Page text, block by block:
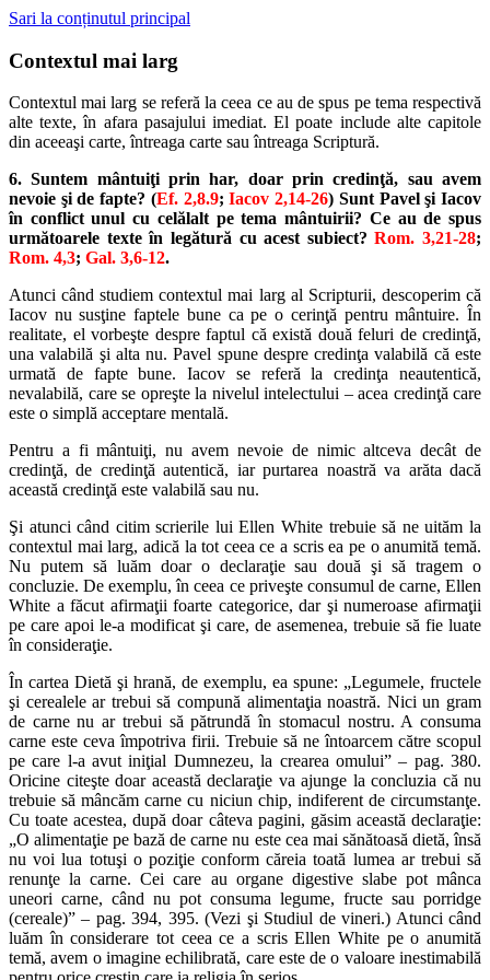
Sari la conținutul principal
Contextul mai larg
Contextul mai larg se referă la ceea ce au de spus pe tema respectivă
alte texte, în afara pasajului imediat. El poate include alte capitole
din aceeaşi carte, întreaga carte sau întreaga Scriptură.
6. Suntem mântuiţi prin har, doar prin credinţă, sau avem
nevoie şi de fapte? (Ef. 2,8.9;Iacov 2,14-26) Sunt Pavel şi Iacov
în conflict unul cu celălalt pe tema mântuirii? Ce au de spus
următoarele texte în legătură cu acest subiect?Rom. 3,21-28;
Rom. 4,3; Gal. 3,6-12.
Atunci când studiem contextul mai larg al Scripturii, descoperim că
Iacov nu susţine faptele bune ca pe o cerinţă pentru mântuire. În
realitate, el vorbeşte despre faptul că există două feluri de credinţă,
una valabilă şi alta nu. Pavel spune despre credinţa valabilă că este
urmată de fapte bune. Iacov se referă la credinţa neautentică,
nevalabilă, care se opreşte la nivelul intelectului – acea credinţă care
este o simplă acceptare mentală.
Pentru a fi mântuiţi, nu avem nevoie de nimic altceva decât de
credinţă, de credinţă autentică, iar purtarea noastră va arăta dacă
această credinţă este valabilă sau nu.
Şi atunci când citim scrierile lui Ellen White trebuie să ne uităm la
contextul mai larg, adică la tot ceea ce a scris ea pe o anumită temă.
Nu putem să luăm doar o declaraţie sau două şi să tragem o
concluzie. De exemplu, în ceea ce priveşte consumul de carne, Ellen
White a făcut afirmaţii foarte categorice, dar şi numeroase afirmaţii
pe care apoi le-a modificat şi care, de asemenea, trebuie să fie luate
în consideraţie.
În cartea Dietă şi hrană, de exemplu, ea spune: „Legumele, fructele
şi cerealele ar trebui să compună alimentaţia noastră. Nici un gram
de carne nu ar trebui să pătrundă în stomacul nostru. A consuma
carne este ceva împotriva firii. Trebuie să ne întoarcem către scopul
pe care l-a avut iniţial Dumnezeu, la crearea omului” – pag. 380.
Oricine citeşte doar această declaraţie va ajunge la concluzia că nu
trebuie să mâncăm carne cu niciun chip, indiferent de circumstanţe.
Cu toate acestea, după doar câteva pagini, găsim această declaraţie:
„O alimentaţie pe bază de carne nu este cea mai sănătoasă dietă, însă
nu voi lua totuşi o poziţie conform căreia toată lumea ar trebui să
renunţe la carne. Cei care au organe digestive slabe pot mânca
uneori carne, când nu pot consuma legume, fructe sau porridge
(cereale)” – pag. 394, 395. (Vezi şi Studiul de vineri.) Atunci când
luăm în considerare tot ceea ce a scris Ellen White pe o anumită
temă, avem o imagine echilibrată, care este de o valoare inestimabilă